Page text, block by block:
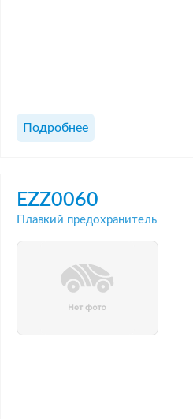
Подробнее
EZZ0060
Плавкий предохранитель